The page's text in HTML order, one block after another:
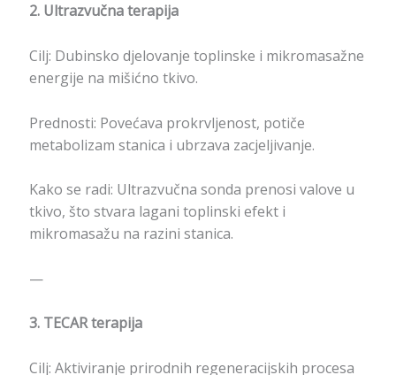
2. Ultrazvučna terapija
Cilj: Dubinsko djelovanje toplinske i mikromasažne
energije na mišićno tkivo.
Prednosti: Povećava prokrvljenost, potiče
metabolizam stanica i ubrzava zacjeljivanje.
Kako se radi: Ultrazvučna sonda prenosi valove u
tkivo, što stvara lagani toplinski efekt i
mikromasažu na razini stanica.
—
3. TECAR terapija
Cilj: Aktiviranje prirodnih regeneracijskih procesa